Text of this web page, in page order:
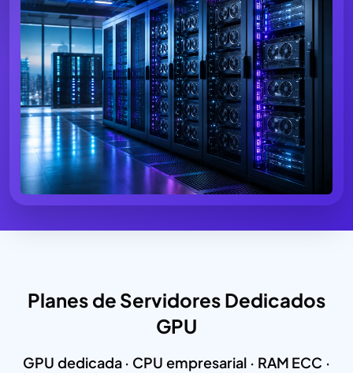
Planes de Servidores Dedicados
GPU
GPU dedicada · CPU empresarial · RAM ECC ·